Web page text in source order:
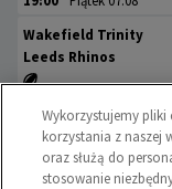
Wakefield Trinity
Leeds Rhinos
19:00 Piątek 07.08
Huddersfield Giants
Catalans Dragons
Wykorzystujemy
korzystania z naszej
oraz służą do
stosowanie